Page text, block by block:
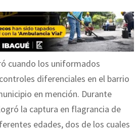
cuando los uniformados
diferenciales en el barrio
en mención. Durante
la captura en flagrancia de
edades, dos de los cuales